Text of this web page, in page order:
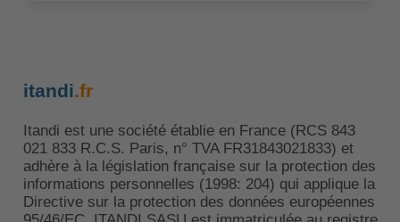
itandi.fr
Itandi est une société établie en France (RCS 843
021 833 R.C.S. Paris, n° TVA FR31843021833) et
adhère à la législation française sur la protection des
informations personnelles (1998: 204) qui applique la
Directive sur la protection des données européennes